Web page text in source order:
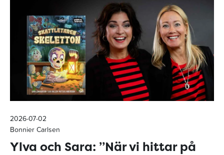
2026-07-02
Bonnier Carlsen
Ylva och Sara: ”När vi hittar på